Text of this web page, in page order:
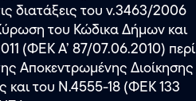
διατάξεις του ν.3463/2006
του Κώδικα Δήμων και
(ΦΕΚ Α’ 87/07.06.2010) περί
Αποκεντρωμένης Διοίκησης
του N.4555-18 (ΦΕΚ 133